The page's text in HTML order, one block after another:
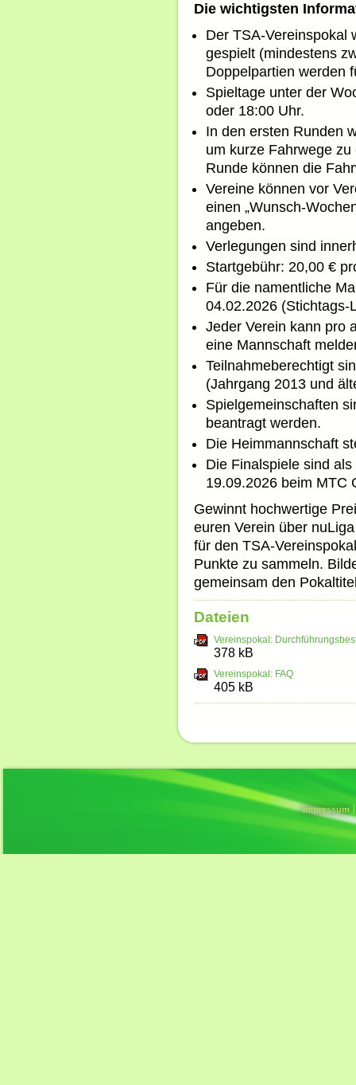
Die wichtigsten
Der TSA-Vereinspokal
gespielt (mindestens
Doppelpartien werden
Spieltage unter der
oder 18:00 Uhr.
In den ersten Runden
um kurze Fahrwege
Runde können die
Vereine können vor
einen „Wunsch-
angeben.
Verlegungen sind
Startgebühr: 20,00 €
Für die namentliche
04.02.2026 (Stichtags-
Jeder Verein kann pro
eine Mannschaft
Teilnahmeberechtigt
(Jahrgang 2013 und
Spielgemeinschaften
beantragt werden.
Die Heimmannschaft
Die Finalspiele sind
19.09.2026 beim MTC
Gewinnt hochwertige
euren Verein über
für den TSA-
Punkte zu sammeln.
gemeinsam den
Dateien
Vereinspokal:
378 kB
Vereinspokal: FAQ
405 kB
Impressum